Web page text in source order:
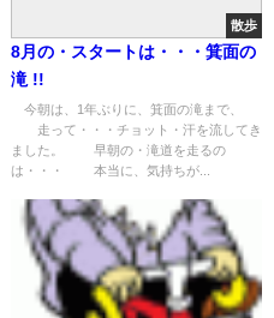
散歩
8月の・スタートは・・・箕面の
滝 !!
今朝は、1年ぶりに、箕面の滝まで、
走って・・・チョット・汗を流してき
ました。 早朝の・滝道を走るの
は・・・ 本当に、気持ちが...